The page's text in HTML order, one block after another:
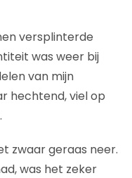
versplinterde
was weer bij
van mijn
hechtend, viel op
zwaar geraas neer.
was het zeker